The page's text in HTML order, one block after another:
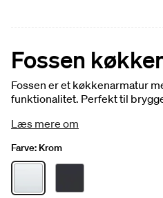
Fossen
Fossen er et køkkenarmatur
funktionalitet. Perfekt til
Læs mere om
Farve: Krom